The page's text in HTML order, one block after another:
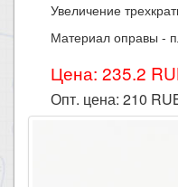
Увеличение
Материал оправы -
Цена: 235.2
Опт. цена: 210